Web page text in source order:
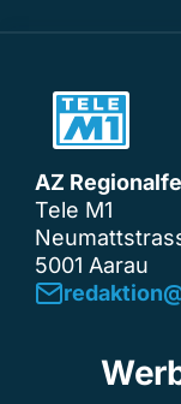
AZ
Tele M1
5001 Aarau